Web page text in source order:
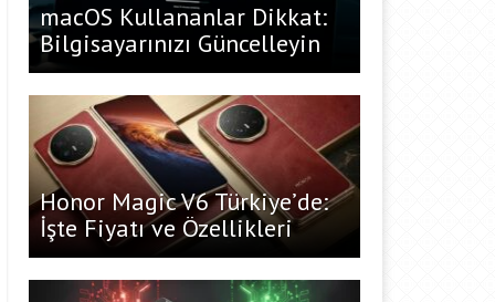
macOS Kullananlar Dikkat:
Bilgisayarınızı Güncelleyin
Honor Magic V6 Türkiye’de:
İşte Fiyatı ve Özellikleri